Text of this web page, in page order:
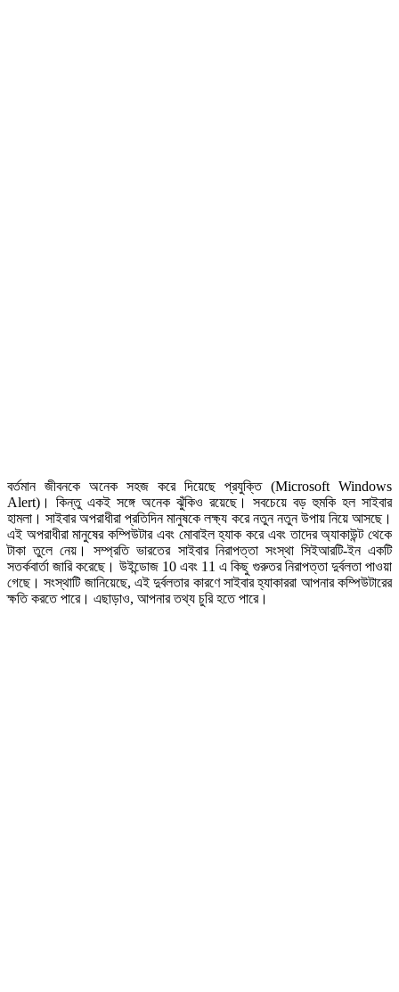
বর্তমান জীবনকে অনেক সহজ করে দিয়েছে প্রযুক্তি (Microsoft Windows
Alert)। কিন্তু একই সঙ্গে অনেক ঝুঁকিও রয়েছে। সবচেয়ে বড় হুমকি হল সাইবার
হামলা। সাইবার অপরাধীরা প্রতিদিন মানুষকে লক্ষ্য করে নতুন নতুন উপায় নিয়ে আসছে।
এই অপরাধীরা মানুষের কম্পিউটার এবং মোবাইল হ্যাক করে এবং তাদের অ্যাকাউন্ট থেকে
টাকা তুলে নেয়। সম্প্রতি ভারতের সাইবার নিরাপত্তা সংস্থা সিইআরটি-ইন একটি
সতর্কবার্তা জারি করেছে। উইন্ডোজ 10 এবং 11 এ কিছু গুরুতর নিরাপত্তা দুর্বলতা পাওয়া
গেছে। সংস্থাটি জানিয়েছে, এই দুর্বলতার কারণে সাইবার হ্যাকাররা আপনার কম্পিউটারের
ক্ষতি করতে পারে। এছাড়াও, আপনার তথ্য চুরি হতে পারে।